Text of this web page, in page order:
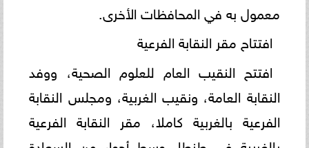
معمول به في المحافظات الأخرى.
افتتاح مقر النقابة الفرعية
افتتح النقيب العام للعلوم الصحية، ووفد
النقابة العامة، ونقيب الغربية، ومجلس النقابة
الفرعية بالغربية كاملا، مقر النقابة الفرعية